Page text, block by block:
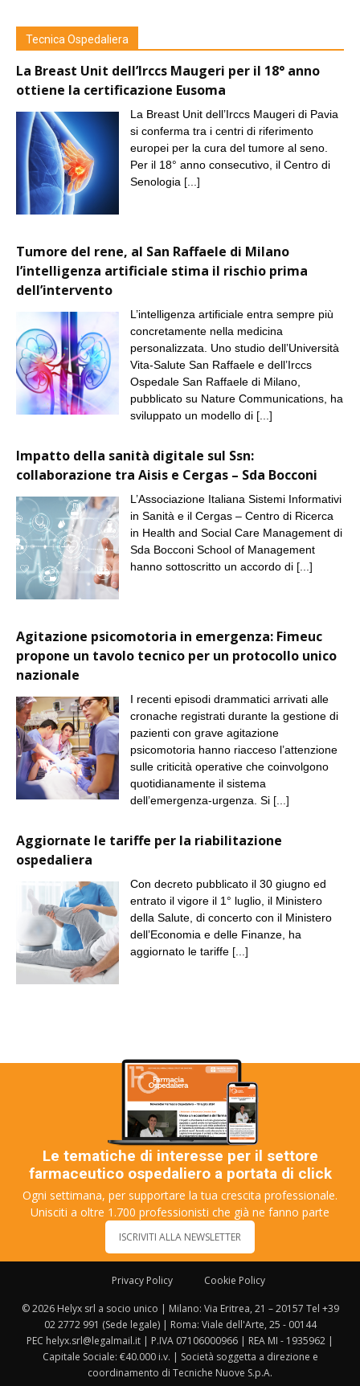
Tecnica Ospedaliera
La Breast Unit dell’Irccs Maugeri per il 18° anno
ottiene la certificazione Eusoma
La Breast Unit dell’Irccs Maugeri di Pavia
si conferma tra i centri di riferimento
europei per la cura del tumore al seno.
Per il 18° anno consecutivo, il Centro di
Senologia [...]
Tumore del rene, al San Raffaele di Milano
l’intelligenza artificiale stima il rischio prima
dell’intervento
L’intelligenza artificiale entra sempre più
concretamente nella medicina
personalizzata. Uno studio dell’Università
Vita-Salute San Raffaele e dell’Irccs
Ospedale San Raffaele di Milano,
pubblicato su Nature Communications, ha
sviluppato un modello di [...]
Impatto della sanità digitale sul Ssn:
collaborazione tra Aisis e Cergas – Sda Bocconi
L’Associazione Italiana Sistemi Informativi
in Sanità e il Cergas – Centro di Ricerca
in Health and Social Care Management di
Sda Bocconi School of Management
hanno sottoscritto un accordo di [...]
Agitazione psicomotoria in emergenza: Fimeuc
propone un tavolo tecnico per un protocollo unico
nazionale
I recenti episodi drammatici arrivati alle
cronache registrati durante la gestione di
pazienti con grave agitazione
psicomotoria hanno riacceso l’attenzione
sulle criticità operative che coinvolgono
quotidianamente il sistema
dell’emergenza-urgenza. Si [...]
Aggiornate le tariffe per la riabilitazione
ospedaliera
Con decreto pubblicato il 30 giugno ed
entrato il vigore il 1° luglio, il Ministero
della Salute, di concerto con il Ministero
dell’Economia e delle Finanze, ha
aggiornato le tariffe [...]
Le tematiche di interesse per il settore
farmaceutico ospedaliero a portata di click
Ogni settimana, per supportare la tua crescita professionale.
Unisciti a oltre 1.700 professionisti che già ne fanno parte
ISCRIVITI ALLA NEWSLETTER
Privacy Policy Cookie Policy
© 2026 Helyx srl a socio unico | Milano: Via Eritrea, 21 – 20157 Tel +39
02 2772 991 (Sede legale) | Roma: Viale dell'Arte, 25 - 00144
PEC helyx.srl@legalmail.it | P.IVA 07106000966 | REA MI - 1935962 |
Capitale Sociale: €40.000 i.v. | Società soggetta a direzione e
coordinamento di Tecniche Nuove S.p.A.